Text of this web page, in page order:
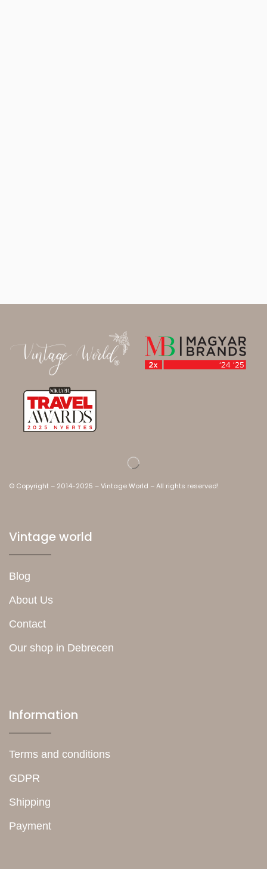
© Copyright – 2014-2025 – Vintage World – All rights reserved!
Vintage world
Blog
About Us
Contact
Our shop in Debrecen
Information
Terms and conditions
GDPR
Shipping
Payment